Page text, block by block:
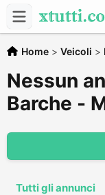
Home > Veicoli >
Nessun
Barche -
Tutti gli annunci